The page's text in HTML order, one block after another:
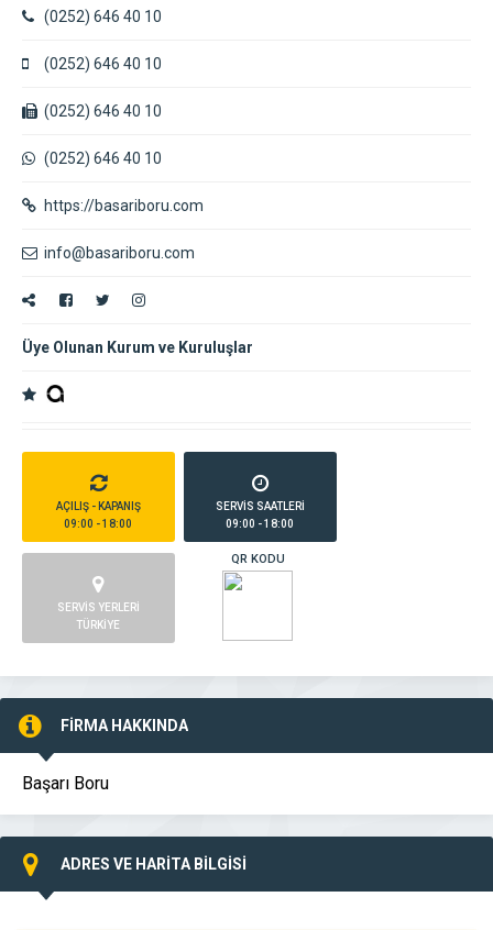
(0252) 646 40 10
(0252) 646 40 10
(0252) 646 40 10
(0252) 646 40 10
https://basariboru.com
info@basariboru.com
Üye Olunan Kurum ve Kuruluşlar
AÇILIŞ - KAPANIŞ
09:00 - 18:00
SERVİS SAATLERİ
09:00 - 18:00
SERVİS YERLERİ
TÜRKİYE
QR KODU
FİRMA HAKKINDA
Başarı Boru
ADRES VE HARİTA BİLGİSİ